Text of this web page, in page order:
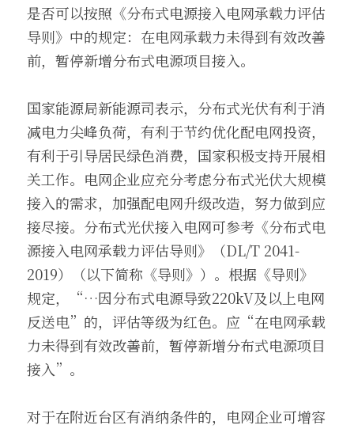
是否可以按照《分布式电源接入电网承载力评估
导则》中的规定：在电网承载力未得到有效改善
前，暂停新增分布式电源项目接入。
国家能源局新能源司表示，分布式光伏有利于消
减电力尖峰负荷，有利于节约优化配电网投资，
有利于引导居民绿色消费，国家积极支持开展相
关工作。电网企业应充分考虑分布式光伏大规模
接入的需求，加强配电网升级改造，努力做到应
接尽接。分布式光伏接入电网可参考《分布式电
源接入电网承载力评估导则》（DL/T 2041-
2019）（以下简称《导则》）。根据《导则》
规定，“…因分布式电源导致220kV及以上电网
反送电”的，评估等级为红色。应“在电网承载
力未得到有效改善前，暂停新增分布式电源项目
接入”。
对于在附近台区有消纳条件的，电网企业可增容